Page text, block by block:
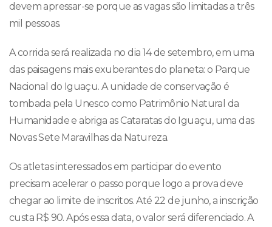
devem apressar-se porque as vagas são limitadas a três
mil pessoas.
A corrida será realizada no dia 14 de setembro, em uma
das paisagens mais exuberantes do planeta: o Parque
Nacional do Iguaçu. A unidade de conservação é
tombada pela Unesco como Patrimônio Natural da
Humanidade e abriga as Cataratas do Iguaçu, uma das
Novas Sete Maravilhas da Natureza.
Os atletas interessados em participar do evento
precisam acelerar o passo porque logo a prova deve
chegar ao limite de inscritos. Até 22 de junho, a inscrição
custa R$ 90. Após essa data, o valor será diferenciado. A